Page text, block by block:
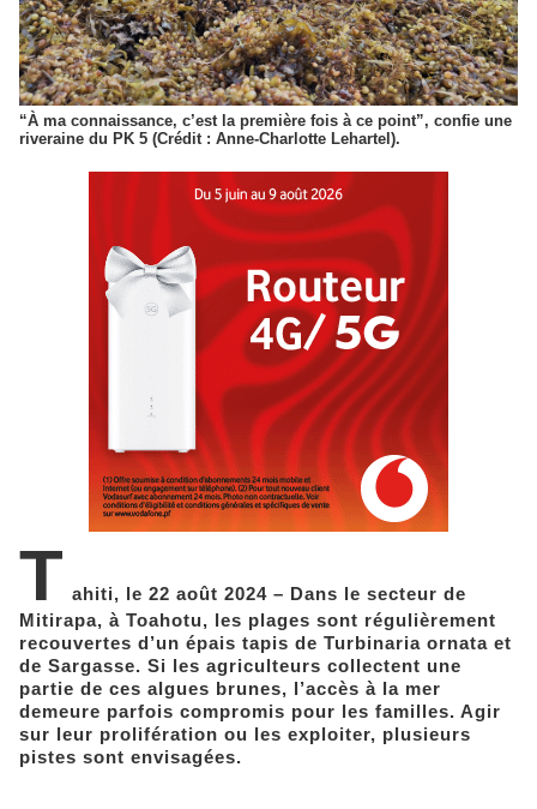
“À ma connaissance, c’est la première fois à ce point”, confie une
riveraine du PK 5 (Crédit : Anne-Charlotte Lehartel).
T ahiti, le 22 août 2024 – Dans le secteur de
Mitirapa, à Toahotu, les plages sont régulièrement
recouvertes d’un épais tapis de Turbinaria ornata et
de Sargasse. Si les agriculteurs collectent une
partie de ces algues brunes, l’accès à la mer
demeure parfois compromis pour les familles. Agir
sur leur prolifération ou les exploiter, plusieurs
pistes sont envisagées.